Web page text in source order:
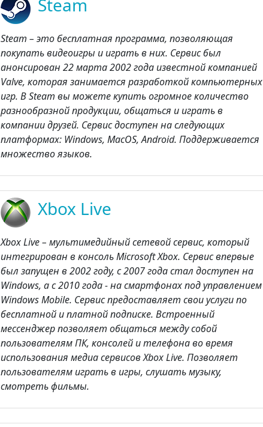
Steam
Steam – это бесплатная программа, позволяющая
покупать видеоигры и играть в них. Сервис был
анонсирован 22 марта 2002 года известной компанией
Valve, которая занимается разработкой компьютерных
игр. В Steam вы можете купить огромное количество
разнообразной продукции, общаться и играть в
компании друзей. Сервис доступен на следующих
платформах: Windows, MacOS, Android. Поддерживается
множество языков.
Xbox Live
Xbox Live – мультимедийный сетевой сервис, который
интегрирован в консоль Microsoft Xbox. Сервис впервые
был запущен в 2002 году, с 2007 года стал доступен на
Windows, а с 2010 года - на смартфонах под управлением
Windows Mobile. Сервис предоставляет свои услуги по
бесплатной и платной подписке. Встроенный
мессенджер позволяет общаться между собой
пользователям ПК, консолей и телефона во время
использования медиа сервисов Xbox Live. Позволяет
пользователям играть в игры, слушать музыку,
смотреть фильмы.